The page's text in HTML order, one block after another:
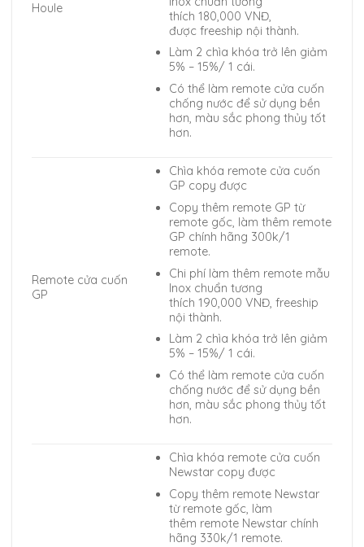
Houle
thích 180,000 VNĐ,
được freeship nội thành.
Làm 2 chìa khóa trở lên giảm
5% – 15%/ 1 cái.
Có thể làm remote cửa cuốn
chống nước để sử dụng bền
hơn, màu sắc phong thủy tốt
hơn.
Remote cửa cuốn
GP
Chìa khóa remote cửa cuốn
GP copy được
Copy thêm remote GP từ
remote gốc, làm thêm remote
GP chính hãng 300k/1
remote.
Chi phí làm thêm remote mẫu
Inox chuẩn tương
thích 190,000 VNĐ, freeship
nội thành.
Làm 2 chìa khóa trở lên giảm
5% – 15%/ 1 cái.
Có thể làm remote cửa cuốn
chống nước để sử dụng bền
hơn, màu sắc phong thủy tốt
hơn.
Chìa khóa remote cửa cuốn
Newstar copy được
Copy thêm remote Newstar
từ remote gốc, làm
thêm remote Newstar chính
hãng 330k/1 remote.